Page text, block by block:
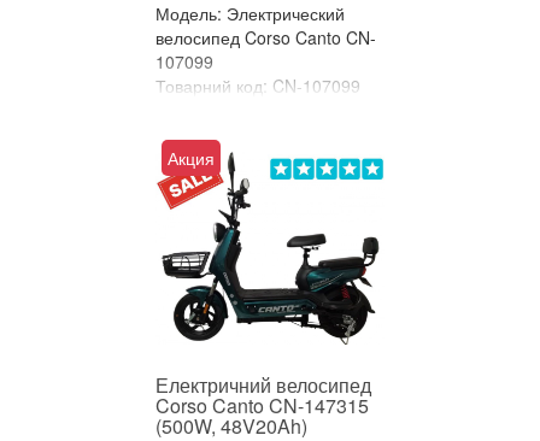
Модель: Электрический
велосипед Corso Canto CN-
107099
Товарний код: CN-107099
Порівняти
Електричний велосипед
Corso Canto – потужність і
комфорт у кожній поїздці
Corso Canto – ц...
Акция
Електричний велосипед
Corso Canto CN-147315
(500W, 48V20Ah)